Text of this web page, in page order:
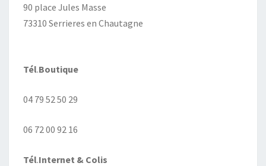
90 place Jules Masse
73310 Serrieres en Chautagne
Tél.Boutique
04 79 52 50 29
06 72 00 92 16
Tél.Internet & Colis